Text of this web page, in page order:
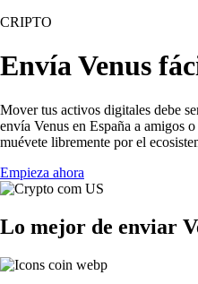
CRIPTO
Envía Venus
Mover tus activos digitales debe
envía Venus en España a amigos
muévete libremente por el
Empieza ahora
Lo mejor de enviar